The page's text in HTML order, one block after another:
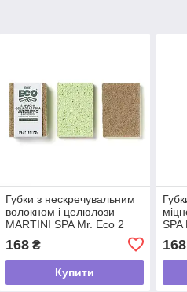
Губки з нескречувальним
волокном і целюлози
MARTINI SPA Mr. Eco 2
Cellulose Sponges, 2 шт
168₴
Купити
SPA
2 шт
168